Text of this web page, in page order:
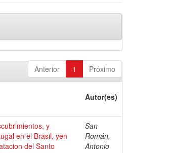
Anterior 1 Próximo
Autor(es)
y
en el Brasil, yen
del Santo
San
Román,
Antonio